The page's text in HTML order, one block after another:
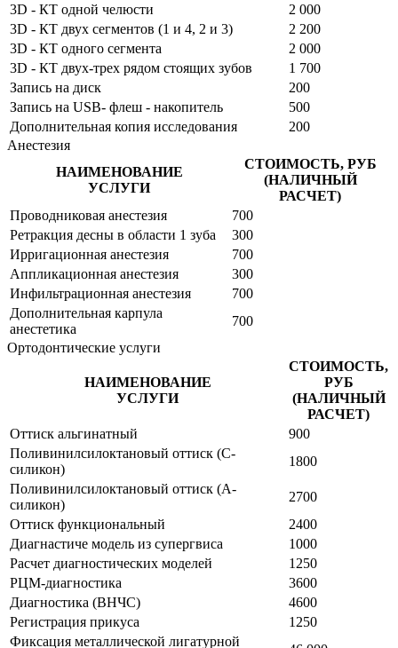
3D - КТ одной челюсти
2 000
3D - КТ двух сегментов (1 и 4, 2 и 3)
2 200
3D - КТ одного сегмента
2 000
3D - КТ двух-трех рядом стоящих зубов
1 700
Запись на диск
200
Запись на USB- флеш - накопитель
500
Дополнительная копия исследования
200
Анестезия
НАИМЕНОВАНИЕ
УСЛУГИ
СТОИМОСТЬ, РУБ
(НАЛИЧНЫЙ
РАСЧЕТ)
Проводниковая анестезия
700
Ретракция десны в области 1 зуба
300
Ирригационная анестезия
700
Аппликационная анестезия
300
Инфильтрационная анестезия
700
Дополнительная карпула
анестетика
700
Ортодонтические услуги
НАИМЕНОВАНИЕ
УСЛУГИ
СТОИМОСТЬ,
РУБ
(НАЛИЧНЫЙ
РАСЧЕТ)
Оттиск альгинатный
900
Поливинилсилоктановый оттиск (С-
силикон)
1800
Поливинилсилоктановый оттиск (А-
силикон)
2700
Оттиск функциональный
2400
Диагнастиче модель из супергвиса
1000
Расчет диагностических моделей
1250
РЦМ-диагностика
3600
Диагностика (ВНЧС)
4600
Регистрация прикуса
1250
Фиксация металлической лигатурной